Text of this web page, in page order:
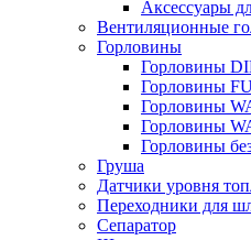
Аксессуары
Вентиляционные
Горловины
Горловины
Горловины
Горловины
Горловины
Горловины
Груша
Датчики уровня
Переходники для
Сепаратор